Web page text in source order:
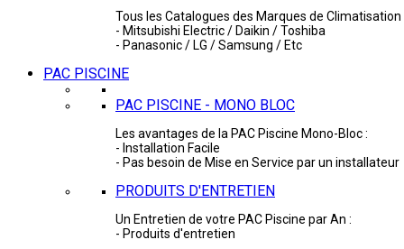
Tous les Catalogues des Marques de Climatisation
- Mitsubishi Electric / Daikin / Toshiba
- Panasonic / LG / Samsung / Etc
PAC PISCINE
PAC PISCINE - MONO BLOC
Les avantages de la PAC Piscine Mono-Bloc :
- Installation Facile
- Pas besoin de Mise en Service par un installateur
PRODUITS D'ENTRETIEN
Un Entretien de votre PAC Piscine par An :
- Produits d'entretien